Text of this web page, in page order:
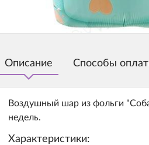
Описание Способы
Воздушный шар из фольги
недель.
Характеристики: